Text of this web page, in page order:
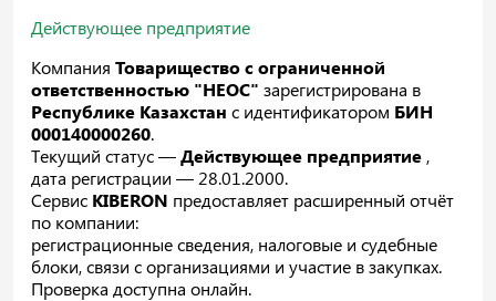
Действующее предприятие
Компания Товарищество с ограниченной
ответственностью "НЕОС" зарегистрирована в
Республике Казахстан с идентификатором БИН
000140000260.
Текущий статус —Действующее предприятие ,
дата регистрации — 28.01.2000.
Сервис KIBERON предоставляет расширенный отчёт
по компании:
регистрационные сведения, налоговые и судебные
блоки, связи с организациями и участие в закупках.
Проверка доступна онлайн.